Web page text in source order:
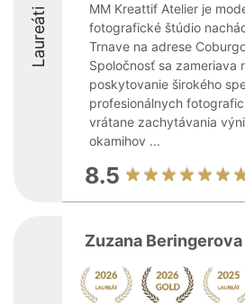
Laureáti
MM Kreattif Atelier je
fotografické štúdio
Trnave na adrese
Spoločnosť sa zameriava
poskytovanie širokého
profesionálnych
vrátane zachytávania
okamihov ...
8.5
Zuzana